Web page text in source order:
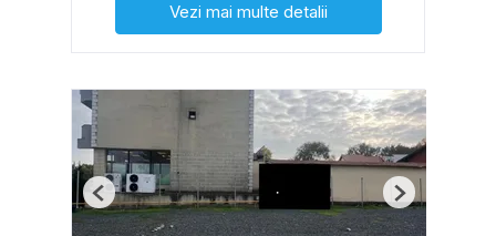
Vezi mai multe detalii
Previous Next